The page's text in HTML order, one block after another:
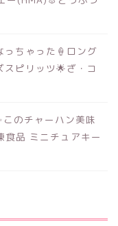
っちゃった🍦ロング
ピリッツ🌟ざ・コ
のチャーハン美味
食品 ミニチュアキー